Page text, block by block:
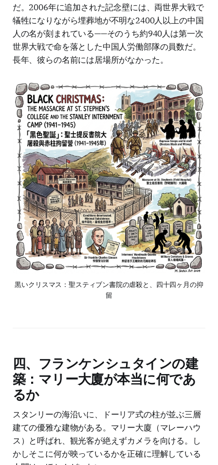
だ。2006年に追加された記念壁には、両世界大戦で
犠牲になりながら埋葬地が不明な2400人以上の中国
人の名が刻まれている——そのうち約940人は第一次
世界大戦で命を落とした中国人労働部隊の員数だ。
長年、彼らの名前には居場所がなかった。
黒いクリスマス：聖スティブン書院の虐殺と、四十四ヶ月の抑
留
四、フランケンシュタインの建
築：マリー大廈が本当に何であ
るか
スタンリーの海沿いに、ドーリア式の柱が並ぶ三層
建ての優雅な建物がある。マリー大廈（マレーハウ
ス）と呼ばれ、観光客が絶えずカメラを向ける。し
かしそこに何が映っているかを正確に理解している